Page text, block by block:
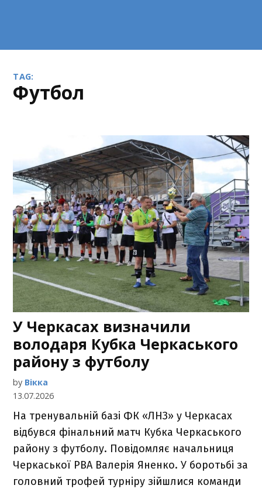
TAG:
футбол
У Черкасах визначили
володаря Кубка Черкаського
району з футболу
by Вікка
13.07.2026
На тренувальній базі ФК «ЛНЗ» у Черкасах
відбувся фінальний матч Кубка Черкаського
району з футболу. Повідомляє начальниця
Черкаської РВА Валерія Яненко. У боротьбі за
головний трофей турніру зійшлися команди